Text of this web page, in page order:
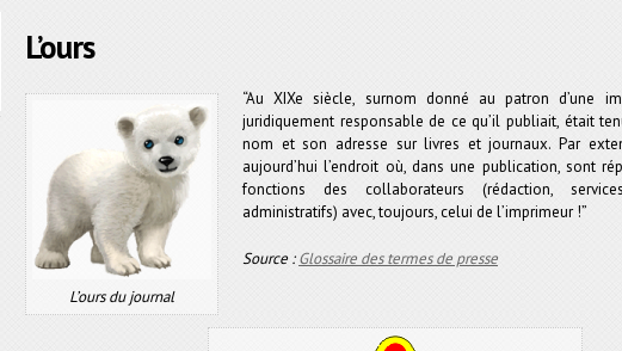
L’ours
L’ours du journal
“Au XIXe siècle, surnom donné au patron d’une
juridiquement responsable de ce qu’il publiait, était
nom et son adresse sur livres et journaux. Par
aujourd’hui l’endroit où, dans une publication, sont
fonctions des collaborateurs (rédaction,
administratifs) avec, toujours, celui de l’imprimeur !”
Source :Glossaire des termes de presse